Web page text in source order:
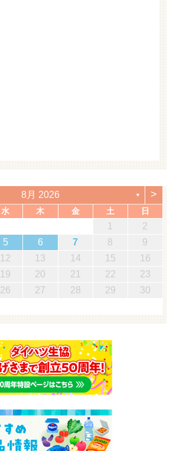
8月 2026 ▼ >
水 木 金 土 日
1
2
5 6 7 8
9
12 13 14 15
16
19 20 21 22
23
26 27 28 29
30